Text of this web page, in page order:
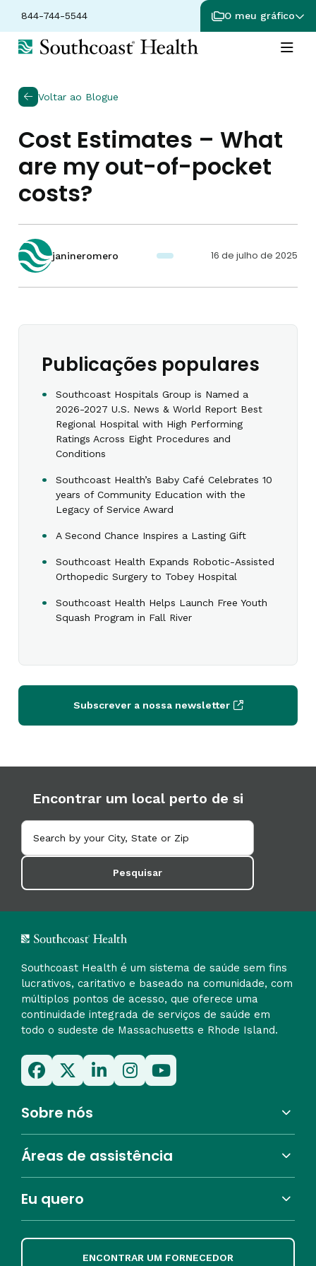
844-744-5544 O meu gráfico
Voltar ao Blogue
Cost Estimates – What
are my out-of-pocket
costs?
janineromero 16 de julho de 2025
Publicações populares
Southcoast Hospitals Group is Named a
2026-2027 U.S. News & World Report Best
Regional Hospital with High Performing
Ratings Across Eight Procedures and
Conditions
Southcoast Health’s Baby Café Celebrates 10
years of Community Education with the
Legacy of Service Award
A Second Chance Inspires a Lasting Gift
Southcoast Health Expands Robotic-Assisted
Orthopedic Surgery to Tobey Hospital
Southcoast Health Helps Launch Free Youth
Squash Program in Fall River
Subscrever a nossa newsletter
Encontrar um local perto de si
Pesquisar
Southcoast Health é um sistema de saúde sem fins
lucrativos, caritativo e baseado na comunidade, com
múltiplos pontos de acesso, que oferece uma
continuidade integrada de serviços de saúde em
todo o sudeste de Massachusetts e Rhode Island.
Sobre nós
Áreas de assistência
Eu quero
ENCONTRAR UM FORNECEDOR